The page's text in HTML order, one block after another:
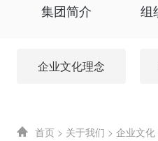
集团简介 组
企业文化理念
首页 > 关于我们 > 企业文化